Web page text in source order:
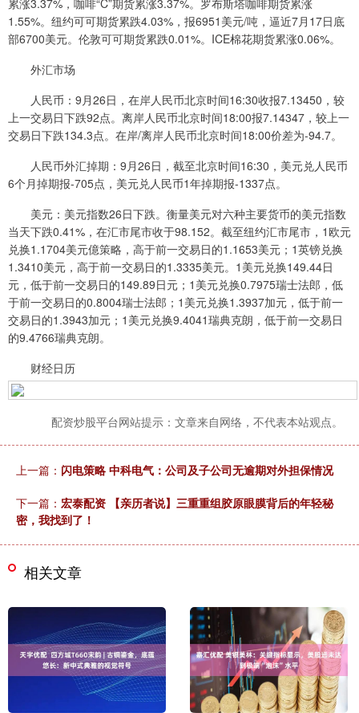
累涨3.37%，咖啡“C”期货累涨3.37%。罗布斯塔咖啡期货累涨
1.55%。纽约可可期货累跌4.03%，报6951美元/吨，逼近7月17日底
部6700美元。伦敦可可期货累跌0.01%。ICE棉花期货累涨0.06%。
外汇市场
人民币：9月26日，在岸人民币北京时间16:30收报7.13450，较
上一交易日下跌92点。离岸人民币北京时间18:00报7.14347，较上一
交易日下跌134.3点。在岸/离岸人民币北京时间18:00价差为-94.7。
人民币外汇掉期：9月26日，截至北京时间16:30，美元兑人民币
6个月掉期报-705点，美元兑人民币1年掉期报-1337点。
美元：美元指数26日下跌。衡量美元对六种主要货币的美元指数
当天下跌0.41%，在汇市尾市收于98.152。截至纽约汇市尾市，1欧元
兑换1.1704美元億策略，高于前一交易日的1.1653美元；1英镑兑换
1.3410美元，高于前一交易日的1.3335美元。1美元兑换149.44日
元，低于前一交易日的149.89日元；1美元兑换0.7975瑞士法郎，低
于前一交易日的0.8004瑞士法郎；1美元兑换1.3937加元，低于前一
交易日的1.3943加元；1美元兑换9.4041瑞典克朗，低于前一交易日
的9.4766瑞典克朗。
财经日历
配资炒股平台网站提示：文章来自网络，不代表本站观点。
上一篇： 闪电策略 中科电气：公司及子公司无逾期对外担保情况
下一篇： 宏泰配资 【亲历者说】三重重组胶原眼膜背后的年轻秘
密，我找到了！
相关文章